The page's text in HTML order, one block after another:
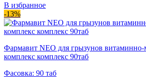
В избранное
-13%
Фармавит NEO для грызунов
комплекс комплекс 90таб
Фасовка: 90 таб